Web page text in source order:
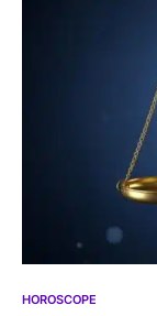
HOROSCOPE